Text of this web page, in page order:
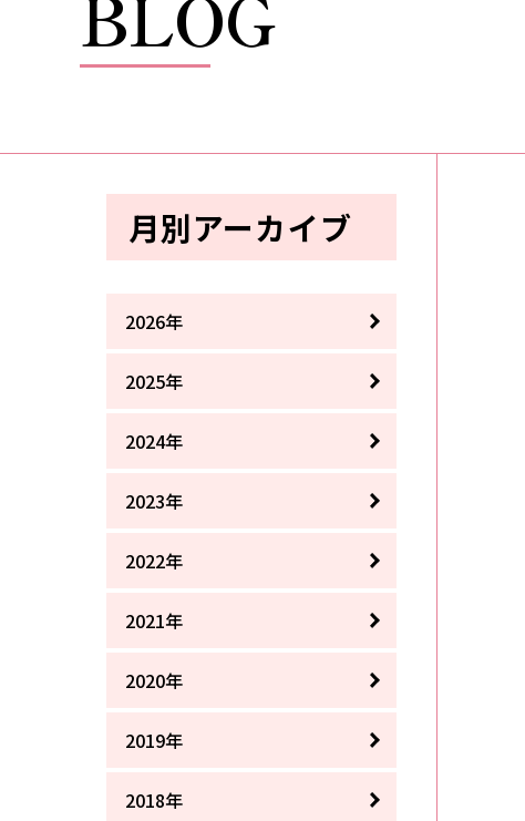
月別アーカイブ
2026年
2025年
2024年
2023年
2022年
2021年
2020年
2019年
2018年